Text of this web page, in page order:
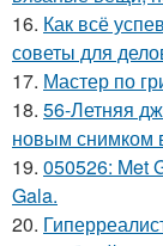
16. Как всё
советы для
17. Мастер по
18. 56-Летняя
новым снимком
19. 050526: Met
Gala.
20.